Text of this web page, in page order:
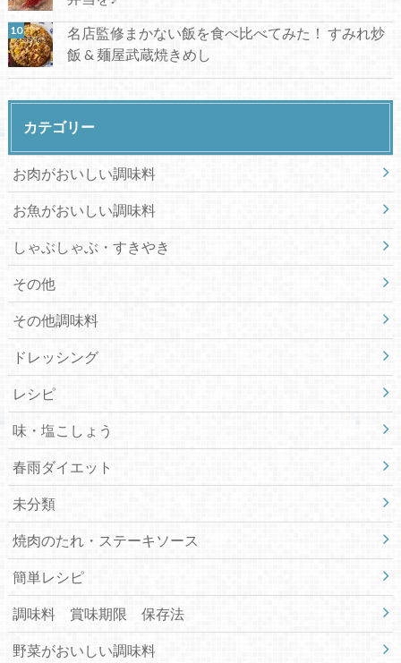
名店監修まかない飯を食べ比べてみた！ すみれ炒
飯 & 麺屋武蔵焼きめし
カテゴリー
お肉がおいしい調味料
お魚がおいしい調味料
しゃぶしゃぶ・すきやき
その他
その他調味料
ドレッシング
レシピ
味・塩こしょう
春雨ダイエット
未分類
焼肉のたれ・ステーキソース
簡単レシピ
調味料 賞味期限 保存法
野菜がおいしい調味料